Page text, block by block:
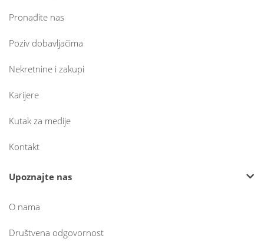
Pronađite nas
Poziv dobavljačima
Nekretnine i zakupi
Karijere
Kutak za medije
Kontakt
Upoznajte nas
O nama
Društvena odgovornost